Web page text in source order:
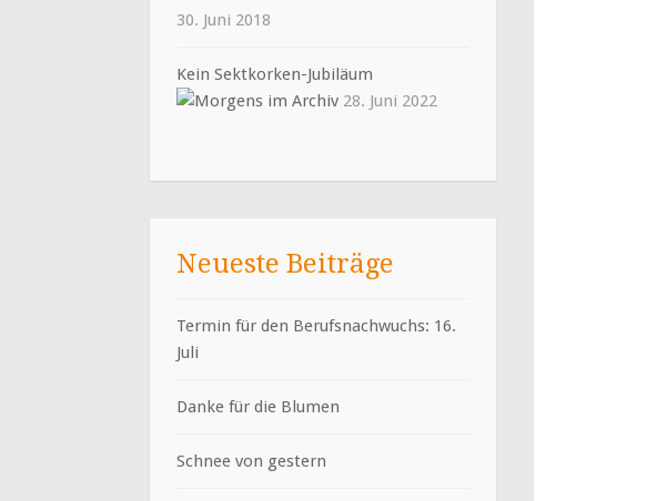
30. Juni 2018
Kein Sektkorken-Jubiläum
28. Juni 2022
Neueste Beiträge
Termin für den Berufsnachwuchs: 16.
Juli
Danke für die Blumen
Schnee von gestern